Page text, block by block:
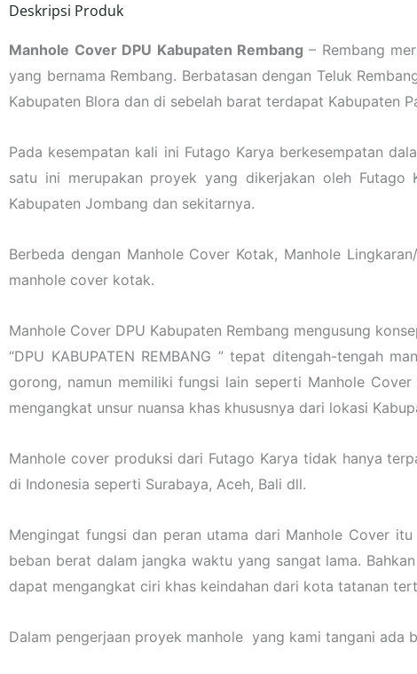
Deskripsi Produk
Manhole Cover DPU Kabupaten Rembang – Rembang
yang bernama Rembang. Berbatasan dengan Teluk
Kabupaten Blora dan di sebelah barat terdapat Kabupaten
Pada kesempatan kali ini Futago Karya berkesempatan
satu ini merupakan proyek yang dikerjakan oleh Futago
Kabupaten Jombang dan sekitarnya.
Berbeda dengan Manhole Cover Kotak, Manhole
manhole cover kotak.
Manhole Cover DPU Kabupaten Rembang mengusung
“DPU KABUPATEN REMBANG ” tepat ditengah-tengah
gorong, namun memiliki fungsi lain seperti Manhole
mengangkat unsur nuansa khas khususnya dari lokasi
Manhole cover produksi dari Futago Karya tidak hanya
di Indonesia seperti Surabaya, Aceh, Bali dll.
Mengingat fungsi dan peran utama dari Manhole Cover
beban berat dalam jangka waktu yang sangat lama.
dapat mengangkat ciri khas keindahan dari kota tatanan
Dalam pengerjaan proyek manhole yang kami tangani ada